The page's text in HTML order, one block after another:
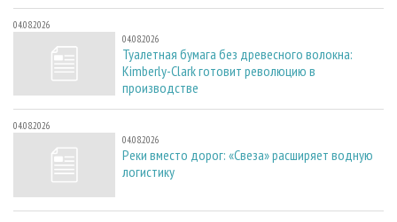
04.08.2026
04.08.2026
Туалетная бумага без древесного волокна:
Kimberly-Clark готовит революцию в
производстве
04.08.2026
04.08.2026
Реки вместо дорог: «Свеза» расширяет водную
логистику